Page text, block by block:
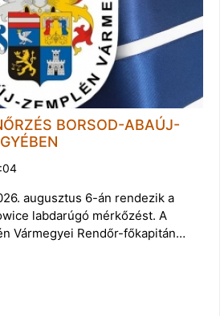
BORSOD-ABAÚJ-
augusztus 6-án rendezik a
labdarúgó mérkőzést. A
Vármegyei Rendőr-főkapitán…